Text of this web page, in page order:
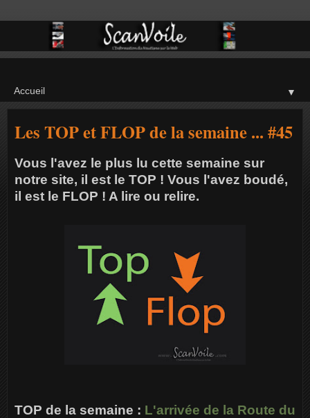
▼
Les TOP et FLOP de la semaine ... #45
Vous l'avez le plus lu cette semaine sur
notre site, il est le TOP ! Vous l'avez boudé,
il est le FLOP ! A lire ou relire.
TOP de la semaine : L'arrivée de la Route du